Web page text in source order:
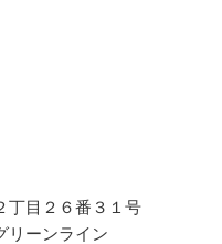
丁目２６番３１号
リーンライン